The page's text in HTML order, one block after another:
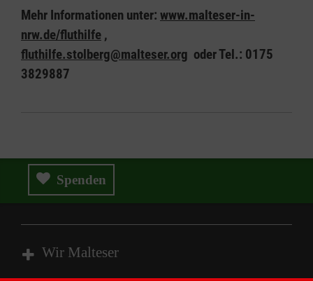
Mehr Informationen unter: www.malteser-in-
nrw.de/fluthilfe ,
fluthilfe.stolberg@malteser.org oder Tel.: 0175
3829887
Spenden
Wir Malteser